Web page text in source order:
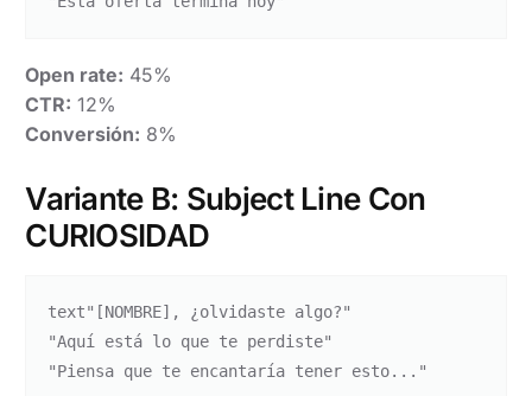
Open rate: 45%
CTR: 12%
Conversión: 8%
Variante B: Subject Line Con
CURIOSIDAD
text"[NOMBRE], ¿olvidaste algo?"
"Aquí está lo que te perdiste"